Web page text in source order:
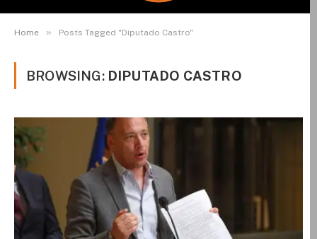
Home » Posts Tagged "Diputado Castro"
BROWSING: DIPUTADO CASTRO